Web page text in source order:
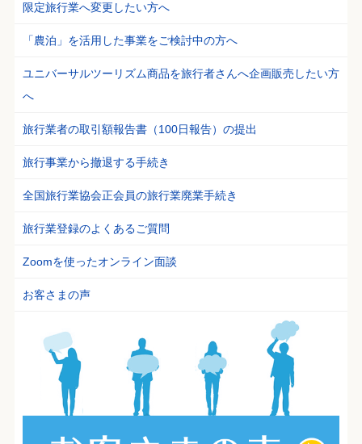
限定旅行業へ変更したい方へ
「農泊」を活用した事業をご検討中の方へ
ユニバーサルツーリズム商品を旅行者さんへ企画販売したい方
へ
旅行業者の取引額報告書（100日報告）の提出
旅行事業から撤退する手続き
全国旅行業協会正会員の旅行業廃業手続き
旅行業登録のよくあるご質問
Zoomを使ったオンライン面談
お客さまの声